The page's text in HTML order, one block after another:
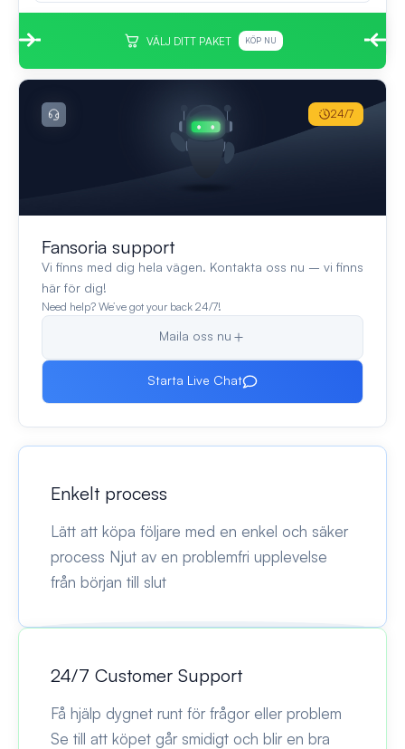
VÄLJ DITT PAKET KÖP NU
Fansoria support
Vi finns med dig hela vägen. Kontakta oss nu – vi finns
här för dig!
Need help? We’ve got your back 24/7!
Maila oss nu
Starta Live Chat
24/7
Enkelt process
Lätt att köpa följare med en enkel och säker
process Njut av en problemfri upplevelse
från början till slut
24/7 Customer Support
Få hjälp dygnet runt för frågor eller problem
Se till att köpet går smidigt och blir en bra